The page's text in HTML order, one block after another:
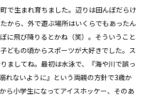
町で生まれ育ちました。辺りは田んぼだらけ
から、外で遊ぶ場所はいくらでもあったん
に飛び降りるとかね（笑）。そういうこと
どもの頃からスポーツが大好きでした。ス
ましてね。最初は水泳で、『海や川で誤っ
れないように』という両親の方針で3歳か
ら小学生になってアイスホッケー、そのあ